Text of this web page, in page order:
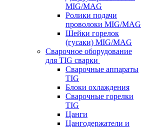
MIG/MAG
Ролики подачи
проволоки MIG/MAG
Шейки горелок
(гусаки) MIG/MAG
Сварочное оборудование
для TIG сварки
Сварочные аппараты
TIG
Блоки охлаждения
Сварочные горелки
TIG
Цанги
Цангодержатели и